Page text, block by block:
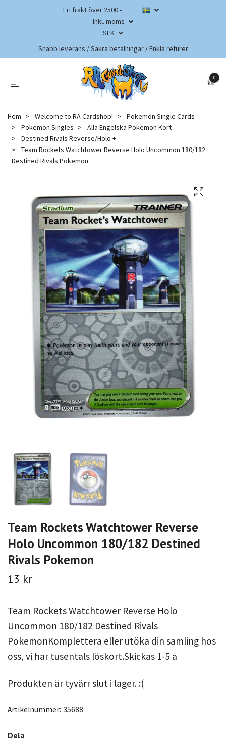
Fri frakt över 2500:-
Inkl. moms
SEK
Snabb leverans / Säkra betalningar / Enkla returer
0
Hem Welcome to RA Cardshop!
Pokemon Single Cards
Pokemon Singles
Alla Engelska Pokemon Kort
Destined Rivals Reverse/Holo +
Team Rockets Watchtower Reverse Holo Uncommon 180/182
Destined Rivals Pokemon
Team Rockets Watchtower Reverse
Holo Uncommon 180/182 Destined
Rivals Pokemon
13 kr
Team Rockets Watchtower Reverse Holo
Uncommon 180/182 Destined Rivals
PokemonKomplettera eller utöka din samling hos
oss, vi har tusentals löskort.Skickas 1-5 a
Produkten är tyvärr slut i lager. :(
Artikelnummer: 35688
Dela